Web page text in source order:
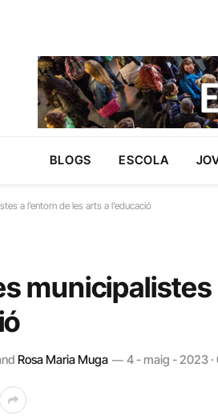
BLOGS ESCOLA
a l’entorn de les arts a l’educació
municipalistes
Rosa Maria Muga 4 - maig - 2023